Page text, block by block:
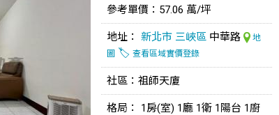
參考單價：57.06 萬/坪
地址： 新北市 三峽區 中華路
地
圖 🏷️ 查看區域實價登錄
社區：祖師天廈
格局： 1房(室) 1廳 1衛 1陽台 1廚